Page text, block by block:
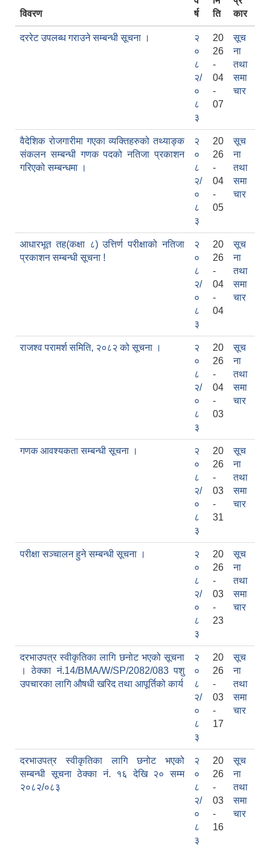
विवरण
र्ष
ति
कार
दररेट उपलब्ध गराउने सम्बन्धी सूचना ।
२
०
८
२/
०
८
३
20
26
-
04
-
07
सूच
ना
तथा
समा
चार
वैदेशिक रोजगारीमा गएका व्यक्तिहरुको तथ्याङ्क
संकलन सम्बन्धी गणक पदको नतिजा प्रकाशन
गरिएको सम्बन्धमा ।
२
०
८
२/
०
८
३
20
26
-
04
-
05
सूच
ना
तथा
समा
चार
आधारभूत तह(कक्षा ८) उत्तिर्ण परीक्षाको नतिजा
प्रकाशन सम्बन्धी सूचना !
२
०
८
२/
०
८
३
20
26
-
04
-
04
सूच
ना
तथा
समा
चार
राजश्व परामर्श समिति, २०८२ को सूचना ।
२
०
८
२/
०
८
३
20
26
-
04
-
03
सूच
ना
तथा
समा
चार
गणक आवश्यकता सम्बन्धी सूचना ।
२
०
८
२/
०
८
३
20
26
-
03
-
31
सूच
ना
तथा
समा
चार
परीक्षा सञ्चालन हुने सम्बन्धी सूचना ।
२
०
८
२/
०
८
३
20
26
-
03
-
23
सूच
ना
तथा
समा
चार
दरभाउपत्र स्वीकृतिका लागि छनोट भएको सूचना
। ठेक्का नं.14/BMA/W/SP/2082/083 पशु
उपचारका लागि औषधी खरिद तथा आपूर्तिको कार्य
२
०
८
२/
०
८
३
20
26
-
03
-
17
सूच
ना
तथा
समा
चार
दरभाउपत्र स्वीकृतिका लागि छनोट भएको
सम्बन्धी सूचना ठेक्का नं. १६ देखि २० सम्म
२०८२/०८३
२
०
८
२/
०
८
३
20
26
-
03
-
16
सूच
ना
तथा
समा
चार